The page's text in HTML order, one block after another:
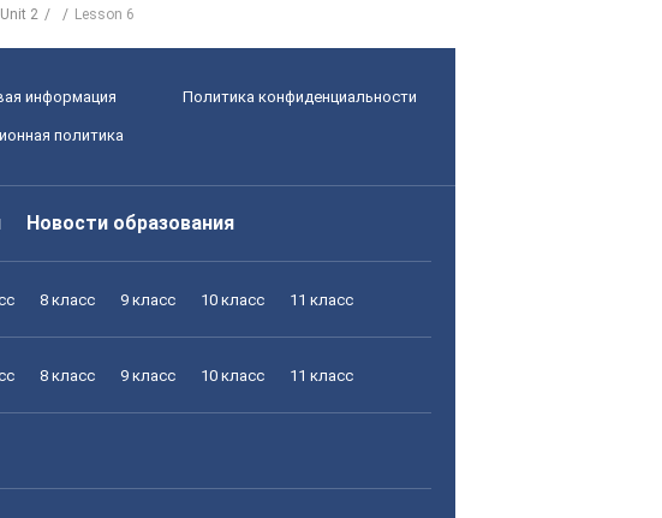
Unit 2 Lesson 6
информация Политика конфиденциальности
политика
Новости образования
8 класс 9 класс 10 класс 11 класс
8 класс 9 класс 10 класс 11 класс